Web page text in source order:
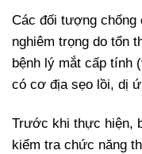
Các đối tượng
nghiêm trọng do tổn
bệnh lý mắt cấp tính
có cơ địa sẹo lồi, dị
Trước khi thực hiện,
kiểm tra chức năng